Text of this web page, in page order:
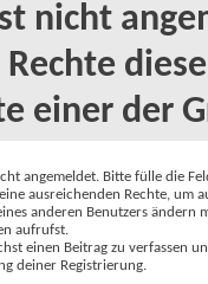
nicht
Rechte
einer der
angemeldet. Bitte fülle die
ausreichenden Rechte, um
anderen Benutzers
aufrufst.
einen Beitrag zu verfassen
deiner Registrierung.